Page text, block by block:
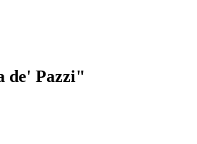
de' Pazzi"